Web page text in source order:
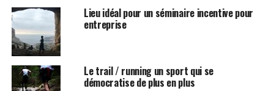
Lieu idéal pour un séminaire incentive pour
entreprise
Le trail / running un sport qui se
démocratise de plus en plus